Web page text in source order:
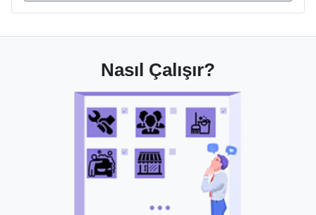
Nasıl Çalışır?